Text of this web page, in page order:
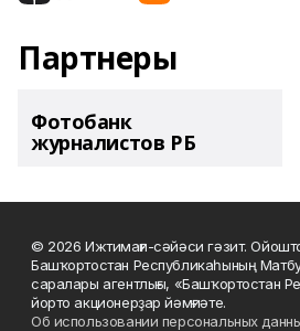
Партнеры
Фотобанк
журналистов РБ
© 2026 Ижтимағи-сәйәси гәзит.
Башҡортостан Республикаһының
саралары агентлығы, «Башҡортостан
йорто акционерҙар йәмғиәте.
Об использовании персональных